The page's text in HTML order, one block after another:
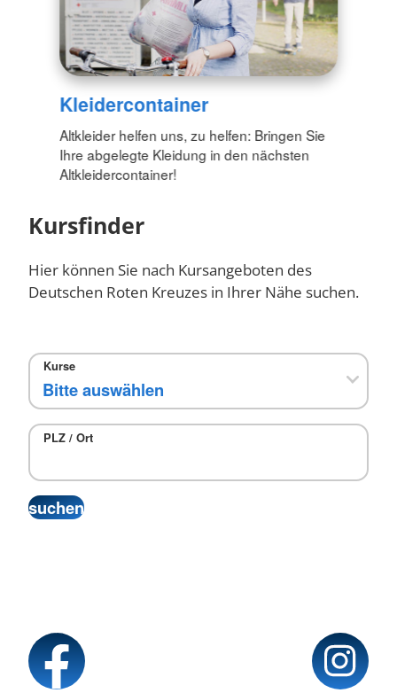
Kleidercontainer
Altkleider helfen uns, zu helfen: Bringen Sie
Ihre abgelegte Kleidung in den nächsten
Altkleidercontainer!
Kursfinder
Hier können Sie nach Kursangeboten des
Deutschen Roten Kreuzes in Ihrer Nähe suchen.
Kurse
PLZ / Ort